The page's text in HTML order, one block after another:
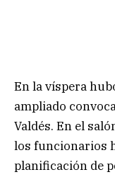
En la víspera
ampliado
Valdés. En el
los funcionarios
planificación de